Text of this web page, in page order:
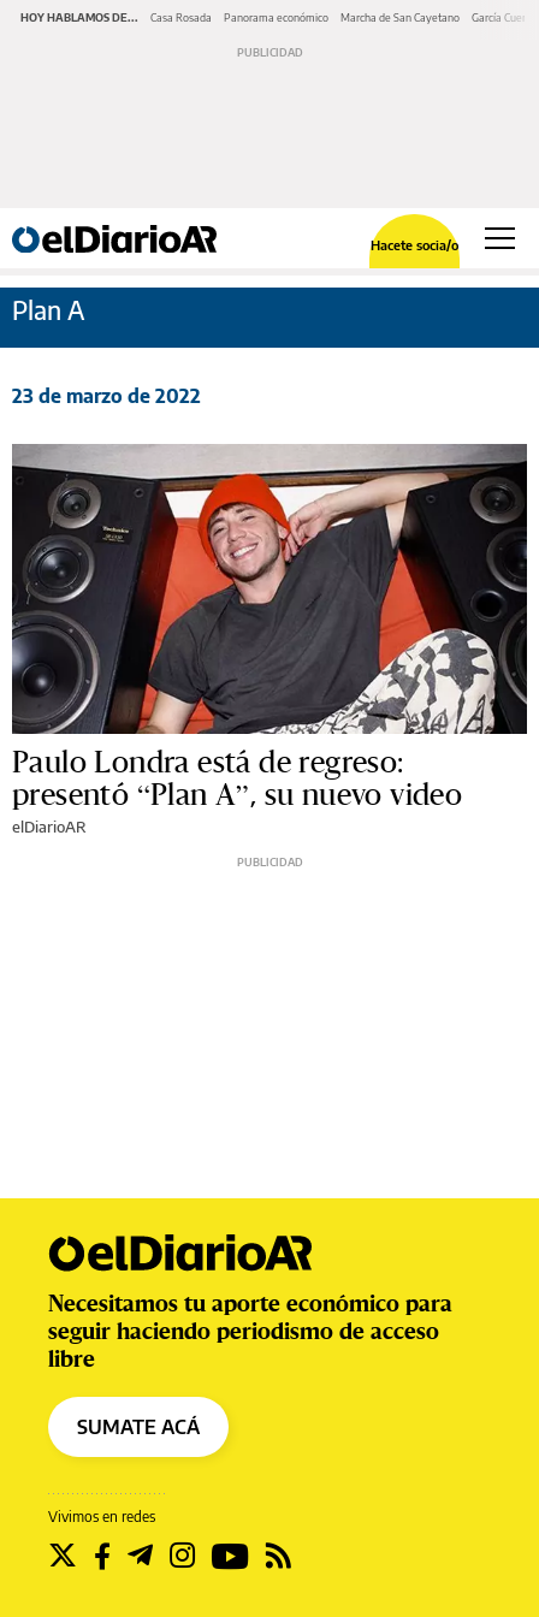
HOY HABLAMOS DE... Casa Rosada Panorama económico Marcha de San Cayetano García Cuerva
Hacete socia/o
Plan A
23 de marzo de 2022
Paulo Londra está de regreso:
presentó “Plan A”, su nuevo video
elDiarioAR
Vivimos en redes
Necesitamos tu aporte económico para
seguir haciendo periodismo de acceso
libre
SUMATE ACÁ